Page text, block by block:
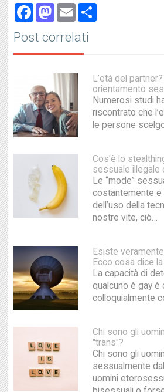
Facebook
Mastodon
Email
Post correlati
L’età del
orientamento
Numerosi studi
riscontrato che
le persone
Cos'è lo
sessuale illegale
Le “mode”
costantemente e
dell’uso della
nostre vite, ciò…
Esiste veramente
Ecco cosa dice
La capacità di
qualcuno è gay è
colloquialmente
Chi sono gli
"trans"?
Chi sono gli
sessualmente
uomini